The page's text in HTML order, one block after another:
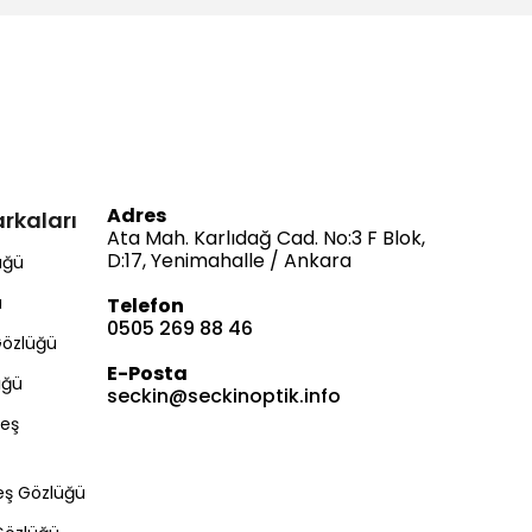
Gözlüğü
Adres
Ata Mah. Karlıdağ Cad. No:3 F Blok,
D:17, Yenimahalle / Ankara
Telefon
0505 269 88 46
E-Posta
seckin@seckinoptik.info
Bize Ulaşın